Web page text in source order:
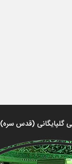
گلپایگانی (قدس سره)